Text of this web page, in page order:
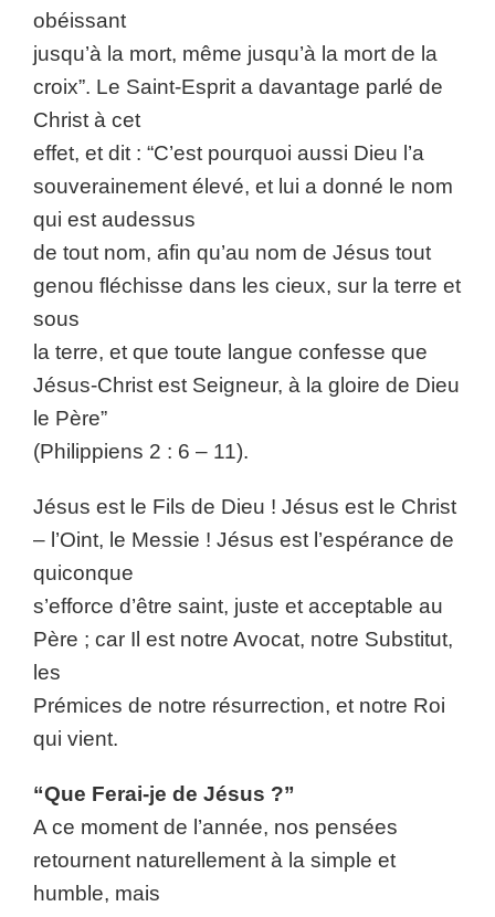
obéissant
jusqu’à la mort, même jusqu’à la mort de la
croix”. Le Saint-Esprit a davantage parlé de
Christ à cet
effet, et dit : “C’est pourquoi aussi Dieu l’a
souverainement élevé, et lui a donné le nom
qui est audessus
de tout nom, afin qu’au nom de Jésus tout
genou fléchisse dans les cieux, sur la terre et
sous
la terre, et que toute langue confesse que
Jésus-Christ est Seigneur, à la gloire de Dieu
le Père”
(Philippiens 2 : 6 – 11).
Jésus est le Fils de Dieu ! Jésus est le Christ
– l’Oint, le Messie ! Jésus est l’espérance de
quiconque
s’efforce d’être saint, juste et acceptable au
Père ; car Il est notre Avocat, notre Substitut,
les
Prémices de notre résurrection, et notre Roi
qui vient.
“Que Ferai-je de Jésus ?”
A ce moment de l’année, nos pensées
retournent naturellement à la simple et
humble, mais